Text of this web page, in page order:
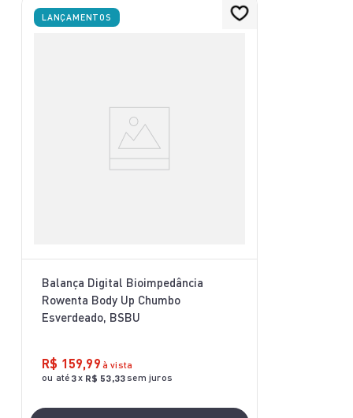
LANÇAMENTOS
Balança Digital Bioimpedância
Rowenta Body Up Chumbo
Esverdeado, BSBU
R$ 159,99 à vista
ou até 3x R$ 53,33sem juros